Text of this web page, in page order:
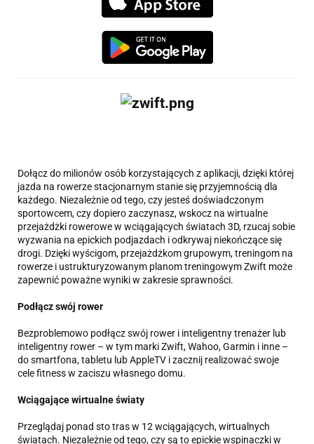
Dołącz do milionów osób korzystających z aplikacji, dzięki której
jazda na rowerze stacjonarnym stanie się przyjemnością dla
każdego. Niezależnie od tego, czy jesteś doświadczonym
sportowcem, czy dopiero zaczynasz, wskocz na wirtualne
przejażdżki rowerowe w wciągających światach 3D, rzucaj sobie
wyzwania na epickich podjazdach i odkrywaj niekończące się
drogi. Dzięki wyścigom, przejażdżkom grupowym, treningom na
rowerze i ustrukturyzowanym planom treningowym Zwift może
zapewnić poważne wyniki w zakresie sprawności.
Podłącz swój rower
Bezproblemowo podłącz swój rower i inteligentny trenażer lub
inteligentny rower – w tym marki Zwift, Wahoo, Garmin i inne –
do smartfona, tabletu lub AppleTV i zacznij realizować swoje
cele fitness w zaciszu własnego domu.
Wciągające wirtualne światy
Przeglądaj ponad sto tras w 12 wciągających, wirtualnych
światach. Niezależnie od tego, czy są to epickie wspinaczki w